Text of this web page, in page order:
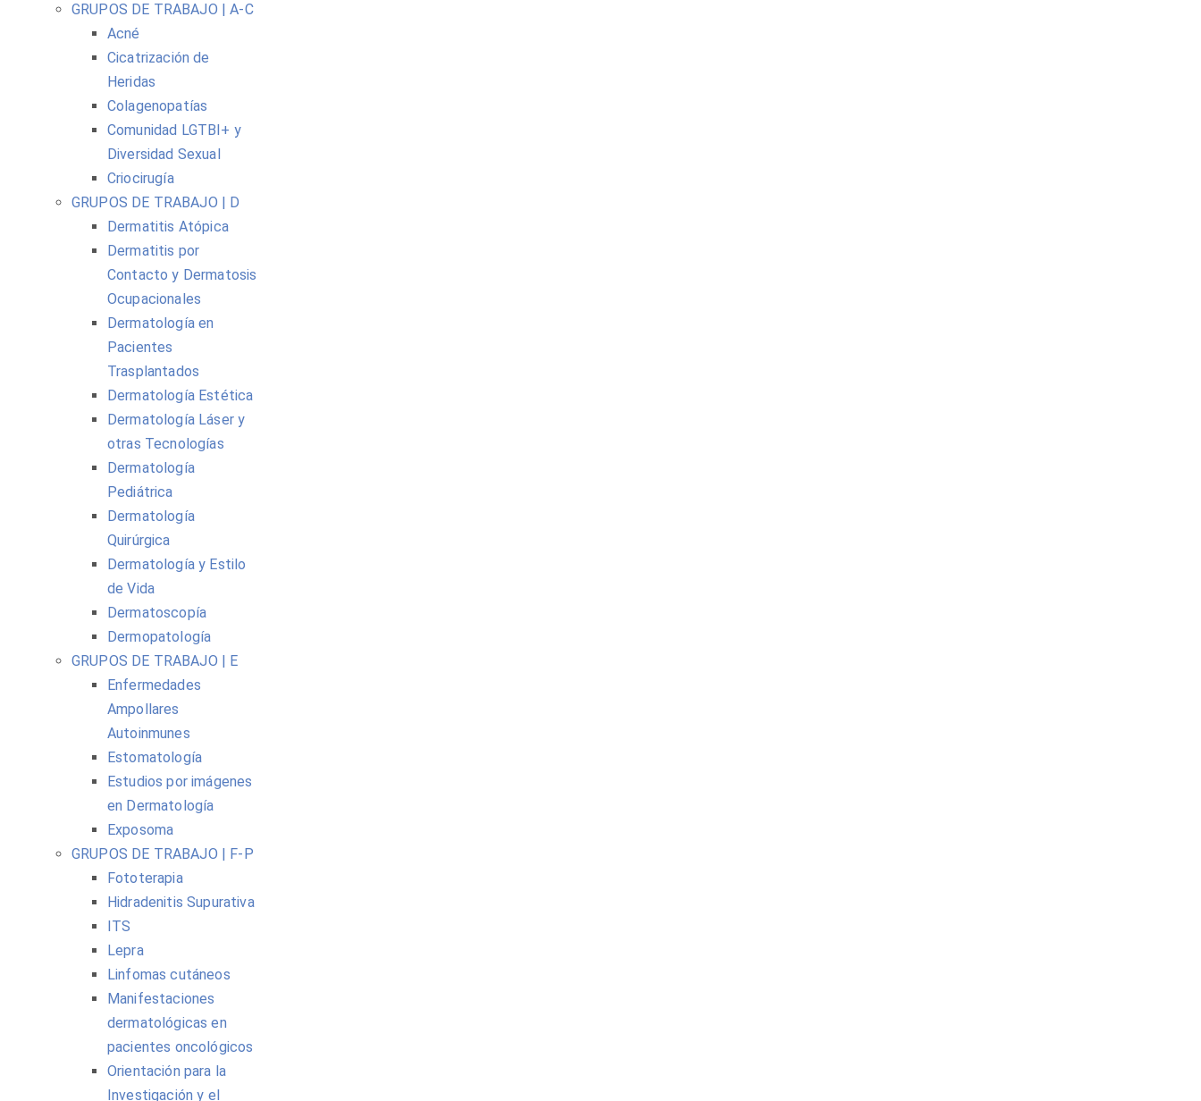
GRUPOS DE TRABAJO | A-C
Acné
Cicatrización de
Heridas
Colagenopatías
Comunidad LGTBI+ y
Diversidad Sexual
Criocirugía
GRUPOS DE TRABAJO | D
Dermatitis Atópica
Dermatitis por
Contacto y Dermatosis
Ocupacionales
Dermatología en
Pacientes
Trasplantados
Dermatología Estética
Dermatología Láser y
otras Tecnologías
Dermatología
Pediátrica
Dermatología
Quirúrgica
Dermatología y Estilo
de Vida
Dermatoscopía
Dermopatología
GRUPOS DE TRABAJO | E
Enfermedades
Ampollares
Autoinmunes
Estomatología
Estudios por imágenes
en Dermatología
Exposoma
GRUPOS DE TRABAJO | F-P
Fototerapia
Hidradenitis Supurativa
ITS
Lepra
Linfomas cutáneos
Manifestaciones
dermatológicas en
pacientes oncológicos
Orientación para la
Investigación y el